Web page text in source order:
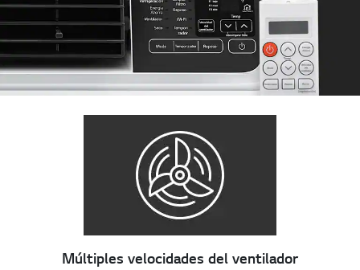
Múltiples velocidades del ventilador